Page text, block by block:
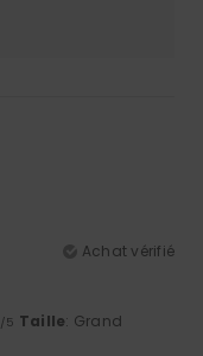
Achat vérifié
/5 Taille: Grand